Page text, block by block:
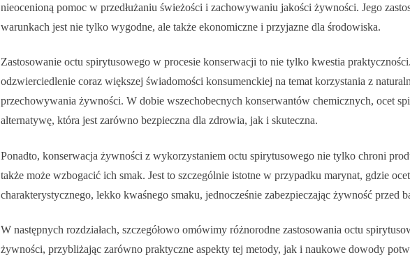
nieocenioną pomoc w przedłużaniu świeżości i zachowywaniu jakości żywności. Jego
warunkach jest nie tylko wygodne, ale także ekonomiczne i przyjazne dla środowiska.
Zastosowanie octu spirytusowego w procesie konserwacji to nie tylko kwestia
odzwierciedlenie coraz większej świadomości konsumenckiej na temat korzystania z
przechowywania żywności. W dobie wszechobecnych konserwantów chemicznych, ocet
alternatywę, która jest zarówno bezpieczna dla zdrowia, jak i skuteczna.
Ponadto, konserwacja żywności z wykorzystaniem octu spirytusowego nie tylko chroni
także może wzbogacić ich smak. Jest to szczególnie istotne w przypadku marynat, gdzie
charakterystycznego, lekko kwaśnego smaku, jednocześnie zabezpieczając żywność przed
W następnych rozdziałach, szczegółowo omówimy różnorodne zastosowania octu
żywności, przybliżając zarówno praktyczne aspekty tej metody, jak i naukowe dowody